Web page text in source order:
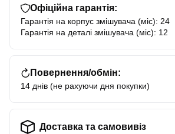
Офіційна гарантія:
Гарантія на корпус змішувача (міс): 24
Гарантія на деталі змішувача (міс): 12
Повернення/обмін:
14 днів (не рахуючи дня покупки)
Доставка та самовивіз